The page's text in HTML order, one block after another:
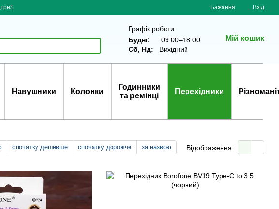
$ Бажання Вхід
Графік роботи:
Будні:
09:00–18:00
Сб, Нд:
Вихідний
Мій кошик
Навушники Колонки
Годинники
та ремінці
Перехідники
спочатку дешевше спочатку дорожче за назвою Відображення: